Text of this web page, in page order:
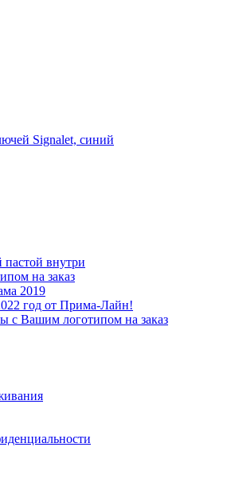
Signalet, синий
внутри
на заказ
2019
год от Прима-Лайн!
с Вашим логотипом на заказ